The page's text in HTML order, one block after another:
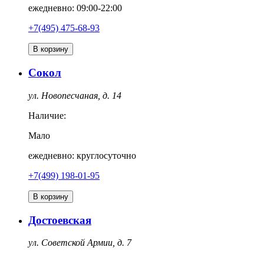
ежедневно: 09:00-22:00
+7(495) 475-68-93
В корзину
Сокол
ул. Новопесчаная, д. 14
Наличие:
Мало
ежедневно: круглосуточно
+7(499) 198-01-95
В корзину
Достоевская
ул. Советской Армии, д. 7